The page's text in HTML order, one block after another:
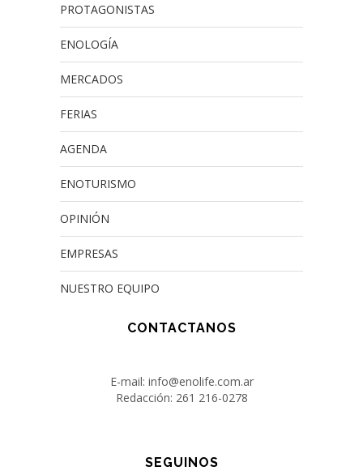
PROTAGONISTAS
ENOLOGÍA
MERCADOS
FERIAS
AGENDA
ENOTURISMO
OPINIÓN
EMPRESAS
NUESTRO EQUIPO
CONTACTANOS
E-mail: info@enolife.com.ar
Redacción: 261 216-0278
SEGUINOS